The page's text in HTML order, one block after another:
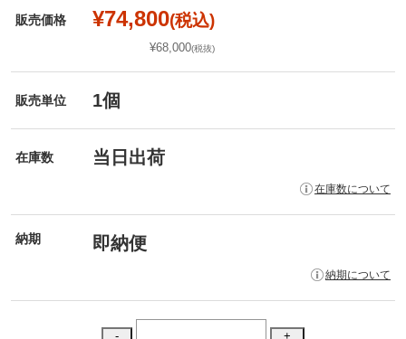
販売価格 ¥74,800(税込)
¥68,000(税抜)
販売単位 1個
在庫数 当日出荷
在庫数について
納期 即納便
納期について